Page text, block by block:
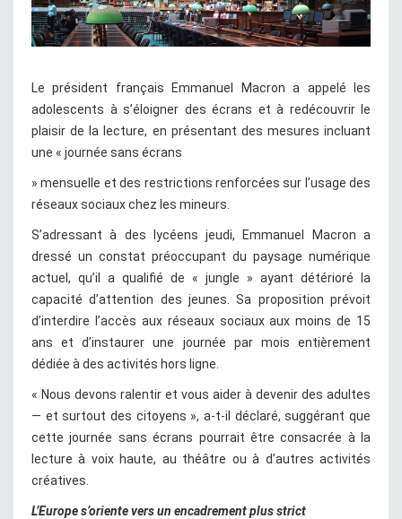
Le président français Emmanuel Macron a appelé les
adolescents à s’éloigner des écrans et à redécouvrir le
plaisir de la lecture, en présentant des mesures incluant
une « journée sans écrans
» mensuelle et des restrictions renforcées sur l’usage des
réseaux sociaux chez les mineurs.
S’adressant à des lycéens jeudi, Emmanuel Macron a
dressé un constat préoccupant du paysage numérique
actuel, qu’il a qualifié de « jungle » ayant détérioré la
capacité d’attention des jeunes. Sa proposition prévoit
d’interdire l’accès aux réseaux sociaux aux moins de 15
ans et d’instaurer une journée par mois entièrement
dédiée à des activités hors ligne.
« Nous devons ralentir et vous aider à devenir des adultes
— et surtout des citoyens », a-t-il déclaré, suggérant que
cette journée sans écrans pourrait être consacrée à la
lecture à voix haute, au théâtre ou à d’autres activités
créatives.
L’Europe s’oriente vers un encadrement plus strict